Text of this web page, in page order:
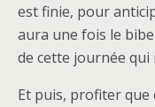
est finie, pour
aura une fois le
de cette journée qui
Et puis, profiter que